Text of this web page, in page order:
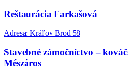
Reštaurácia Farkašová
Adresa: Kráľov Brod 58
Stavebné zámočníctvo –
Mészáros